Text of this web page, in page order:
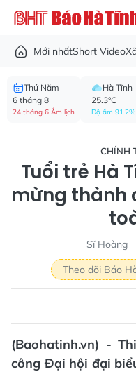
Mới nhấtShort Video
Thứ Năm
6 tháng 8
24 tháng 6 Âm lịch
Hà Tĩnh
25.3°C
Độ ẩm 91.2%
CHÍNH
Tuổi trẻ Hà
mừng thành
Sĩ Hoàng
Theo dõi Báo
(Baohatinh.vn) -
công Đại hội đại